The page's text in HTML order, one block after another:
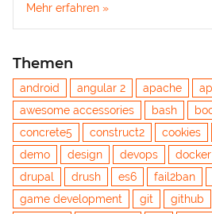
Mehr erfahren »
Themen
android angular 2 apache
awesome accessories
bash
concrete5
construct2 cookies
demo
design devops docker
drupal
drush es6 fail2ban
game development
git github